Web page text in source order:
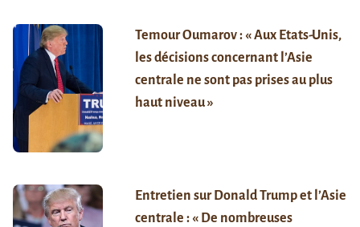
Temour Oumarov : « Aux Etats-Unis,
les décisions concernant l’Asie
centrale ne sont pas prises au plus
haut niveau »
Entretien sur Donald Trump et l’Asie
centrale : « De nombreuses